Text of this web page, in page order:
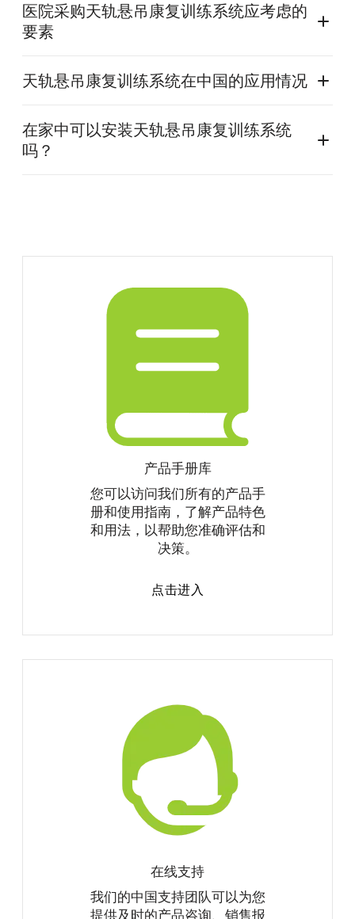
医院采购天轨悬吊康复训练系统应考虑的
要素
天轨悬吊康复训练系统在中国的应用情况
在家中可以安装天轨悬吊康复训练系统
吗？
产品手册库
您可以访问我们所有的产品手
册和使用指南，了解产品特色
和用法，以帮助您准确评估和
决策。
点击进入
在线支持
我们的中国支持团队可以为您
提供及时的产品咨询、销售报